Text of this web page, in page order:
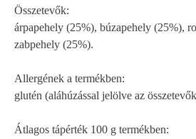
Összetevők:
árpapehely (25%), búzapehely (25%),
zabpehely (25%).
Allergének a termékben:
glutén (aláhúzással jelölve az
Átlagos tápérték 100 g termékben: